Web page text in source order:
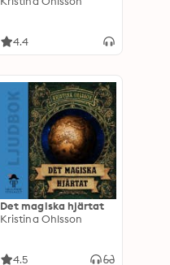
4.4
Det magiska hjärtat
Kristina Ohlsson
4.5